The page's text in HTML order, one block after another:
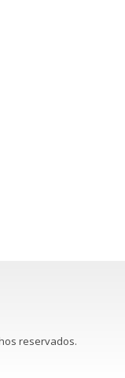
reservados.